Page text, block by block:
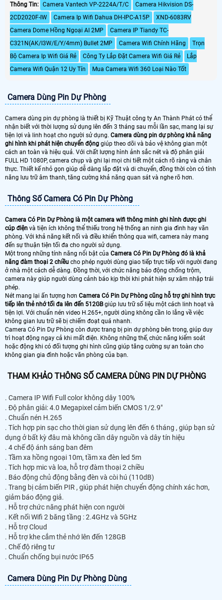
minh. Cung cấp khả năng giám sát
trực tiếp 2K để xem rõ những gì
đang xảy ra trong và xung quanh
nhà bạn
2.4GHz, 4G LTE, đèn hồng ngoại
20m và chuẩn chống nước IP66.
Sản phẩm cung cấp chất lượng hình
ảnh sắc nét, hoạt động ổn định
trong điều kiện khắc nghiệt.
Thông Tin: Camera Vantech VP-2224A/T/C
Camera Hikvision DS-
2CD2020F-IW
Camera Ip Wifi Dahua DH-IPC-A15P
XND-6083RV
Camera Dome Hồng Ngoại AI 2MP
Camera IP Tiandy TC-
C321N(AK/I3W/E/Y/4mm) Bullet 2MP
Camera Wifi Chính Hãng
Trọn
Bộ Camera Ip Wifi Giá Rẻ
Công Ty Lắp Đặt Camera Wifi Giá Rẻ
Lắp
Camera Wifi Quận 12 Uy Tín
Mua Camera Wifi 360 Loại Nào Tốt
Camera Dùng Pin Dự Phòng
Camera dùng pin dự phòng là thiết bị Kỹ Thuật công ty An Thành Phát có thể
nhận biết với thời lượng sử dụng lên đến 3 tháng sau mỗi lần sạc, mang lại sự
tiện lợi và linh hoạt cho người sử dụng. Camera dùng pin dự phòng khả năng
ghi hình khi phát hiện chuyển động giúp theo dõi và bảo vệ không gian một
cách an toàn và hiệu quả. Với chất lượng hình ảnh sắc nét và độ phân giải
FULL HD 1080P, camera chụp và ghi lại mọi chi tiết một cách rõ ràng và chân
thực. Thiết kế nhỏ gọn giúp dễ dàng lắp đặt và di chuyển, đồng thời còn có tính
năng lưu trữ âm thanh, tăng cường khả năng quan sát và nghe rõ hơn.
Thông Số Camera Có Pin Dự Phòng
Camera Có Pin Dự Phòng là một camera wifi thông minh ghi hình được ghi
cúp điện và tiện ích không thể thiếu trong hệ thống an ninh gia đình hay văn
phòng. Với khả năng kết nối và điều khiển thông qua wifi, camera này mang
đến sự thuận tiện tối đa cho người sử dụng.
Một trong những tính năng nổi bật của Camera Có Pin Dự Phòng đó là khả
năng đàm thoại 2 chiều cho phép người dùng giao tiếp trực tiếp với người đang
ở nhà một cách dễ dàng. Đồng thời, với chức năng báo động chống trộm,
camera này giúp người dùng cảnh báo kịp thời khi phát hiện sự xâm nhập trái
phép.
Nét mang lại ấn tượng hơn Camera Có Pin Dự Phòng cũng hỗ trợ ghi hình trực
tiếp lên thẻ nhớ tối đa lên đến 512GBgiúp lưu trữ số liệu một cách linh hoạt và
tiện lợi. Với chuẩn nén video H.265+, người dùng không cần lo lắng về việc
không gian lưu trữ sẽ bị chiếm đoạt quá nhanh.
Camera Có Pin Dự Phòng còn được trang bị pin dự phòng bên trong, giúp duy
trì hoạt động ngay cả khi mất điện. Không những thế, chức năng kiểm soát
hoặc động khi có đối tượng ghi hình cũng giúp tăng cường sự an toàn cho
không gian gia đình hoặc văn phòng của bạn.
THAM KHẢO THÔNG SỐ CAMERA DÙNG PIN DỰ PHÒNG
. Camera IP Wifi Full color không dây 100%
. Độ phân giải: 4.0 Megapixel cảm biến CMOS 1/2.9"
. Chuẩn nén H.265
. Tích hợp pin sạc cho thời gian sử dụng lên đến 6 tháng , giúp bạn sử
dụng ở bất kỳ đâu mà không cần dây nguồn và dây tín hiệu
. 4 chế độ ánh sáng ban đêm
. Tầm xa hồng ngoại 10m, tầm xa đèn led 5m
. Tích hợp mic và loa, hỗ trợ đàm thoại 2 chiều
. Báo động chủ động bằng đèn và còi hú (110dB)
. Trang bị cảm biến PIR , giúp phát hiện chuyển động chính xác hơn,
giảm báo động giả.
. Hỗ trợ chức năng phát hiện con người
. Kết nối Wifi 2 băng tầng : 2.4GHz và 5GHz
. Hỗ trợ Cloud
. Hỗ trợ khe cắm thẻ nhớ lên đến 128GB
. Chế độ riêng tư
. Chuẩn chống bụi nước IP65
Camera Dùng Pin Dự Phòng Dùng